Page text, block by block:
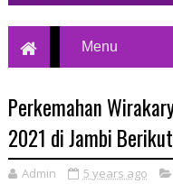
Perkemahan
2021 di Jambi
Admin 5 years ago